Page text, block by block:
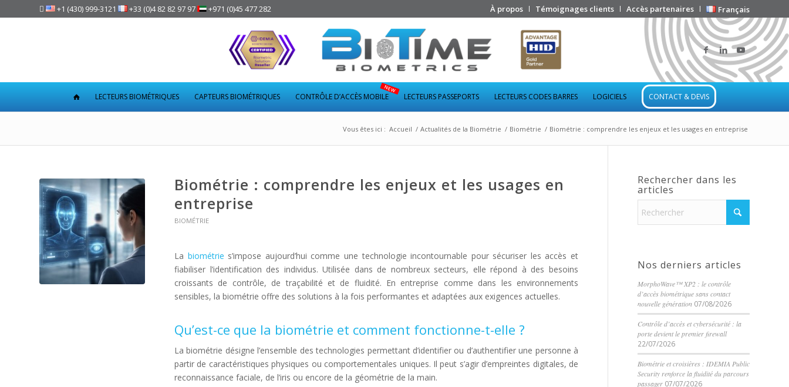
À propos Témoignages clients Accès partenaires Français
 +1 (430) 999-3121 +33 (0)4 82 82 97 97 +971 (0)45 477 282
LECTEURS BIOMÉTRIQUES CAPTEURS BIOMÉTRIQUES CONTRÔLE D’ACCÈS MOBILE LECTEURS PASSEPORTS LECTEURS CODES BARRES LOGICIELS CONTACT & DEVIS
Vous êtes ici : Accueil / Actualités de la Biométrie / Biométrie / Biométrie : comprendre les enjeux et les usages en entreprise
Biométrie : comprendre les enjeux et les usages en
entreprise
BIOMÉTRIE
La biométrie s’impose aujourd’hui comme une technologie incontournable pour sécuriser les accès et
fiabiliser l’identification des individus. Utilisée dans de nombreux secteurs, elle répond à des besoins
croissants de contrôle, de traçabilité et de fluidité. En entreprise comme dans les environnements
sensibles, la biométrie offre des solutions à la fois performantes et adaptées aux exigences actuelles.
Qu’est-ce que la biométrie et comment fonctionne-t-elle ?
La biométrie désigne l’ensemble des technologies permettant d’identifier ou d’authentifier une personne à
partir de caractéristiques physiques ou comportementales uniques. Il peut s’agir d’empreintes digitales, de
reconnaissance faciale, de l’iris ou encore de la géométrie de la main.
Rechercher dans les
articles
Nos derniers articles
MorphoWave™ XP2 : le contrôle
d’accès biométrique sans contact
nouvelle génération 07/08/2026
Contrôle d’accès et cybersécurité : la
porte devient le premier firewall
22/07/2026
Biométrie et croisières : IDEMIA Public
Security renforce la fluidité du parcours
passager 07/07/2026